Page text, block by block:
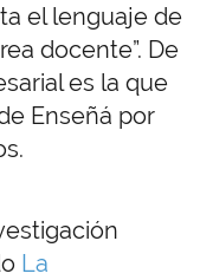
el lenguaje de
docente”. De
es la que
Enseñá por
La